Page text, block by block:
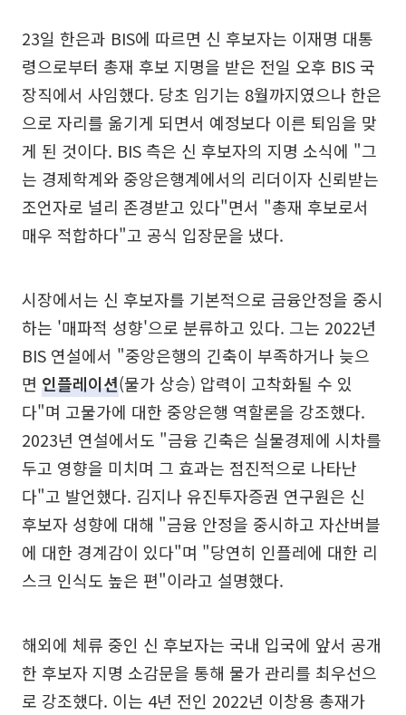
23일 한은과 BIS에 따르면 신 후보자는 이재명 대통
령으로부터 총재 후보 지명을 받은 전일 오후 BIS 국
장직에서 사임했다. 당초 임기는 8월까지였으나 한은
으로 자리를 옮기게 되면서 예정보다 이른 퇴임을 맞
게 된 것이다. BIS 측은 신 후보자의 지명 소식에 "그
는 경제학계와 중앙은행계에서의 리더이자 신뢰받는
조언자로 널리 존경받고 있다"면서 "총재 후보로서
매우 적합하다"고 공식 입장문을 냈다.
시장에서는 신 후보자를 기본적으로 금융안정을 중시
하는 '매파적 성향'으로 분류하고 있다. 그는 2022년
BIS 연설에서 "중앙은행의 긴축이 부족하거나 늦으
면 인플레이션(물가 상승) 압력이 고착화될 수 있
다"며 고물가에 대한 중앙은행 역할론을 강조했다.
2023년 연설에서도 "금융 긴축은 실물경제에 시차를
두고 영향을 미치며 그 효과는 점진적으로 나타난
다"고 발언했다. 김지나 유진투자증권 연구원은 신
후보자 성향에 대해 "금융 안정을 중시하고 자산버블
에 대한 경계감이 있다"며 "당연히 인플레에 대한 리
스크 인식도 높은 편"이라고 설명했다.
해외에 체류 중인 신 후보자는 국내 입국에 앞서 공개
한 후보자 지명 소감문을 통해 물가 관리를 최우선으
로 강조했다. 이는 4년 전인 2022년 이창용 총재가